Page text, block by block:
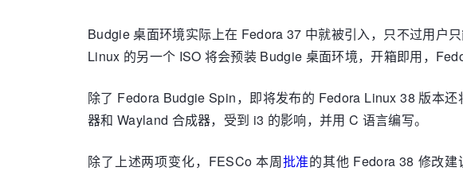
Budgie 桌面环境实际上在 Fedora 37 中就被引入，只不过用户
Linux 的另一个 ISO 将会预装 Budgie 桌面环境，开箱即用，
除了 Fedora Budgie Spin，即将发布的 Fedora Linux 38 版本
器和 Wayland 合成器，受到 i3 的影响，并用 C 语言编写。
除了上述两项变化，FESCo 本周批准的其他 Fedora 38 修改